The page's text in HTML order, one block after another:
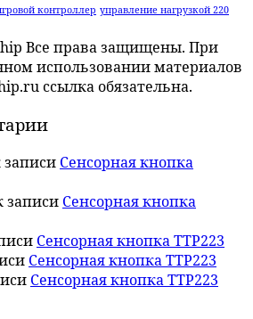
контроллер управление нагрузкой 220
Все права защищены. При
использовании материалов
ссылка обязательна.
записи Сенсорная кнопка
записи Сенсорная кнопка
Сенсорная кнопка TTP223
Сенсорная кнопка TTP223
Сенсорная кнопка TTP223